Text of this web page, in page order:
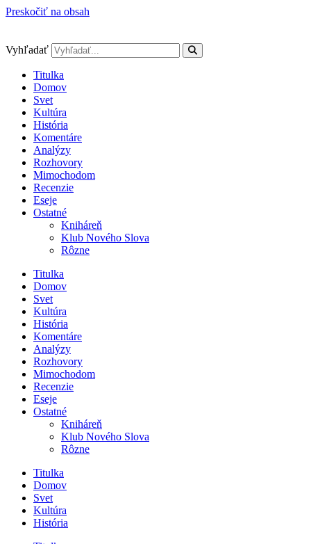
Preskočiť na obsah
Vyhľadať
Titulka
Domov
Svet
Kultúra
História
Komentáre
Analýzy
Rozhovory
Mimochodom
Recenzie
Eseje
Ostatné
Kniháreň
Klub Nového Slova
Rôzne
Titulka
Domov
Svet
Kultúra
História
Komentáre
Analýzy
Rozhovory
Mimochodom
Recenzie
Eseje
Ostatné
Kniháreň
Klub Nového Slova
Rôzne
Titulka
Domov
Svet
Kultúra
História